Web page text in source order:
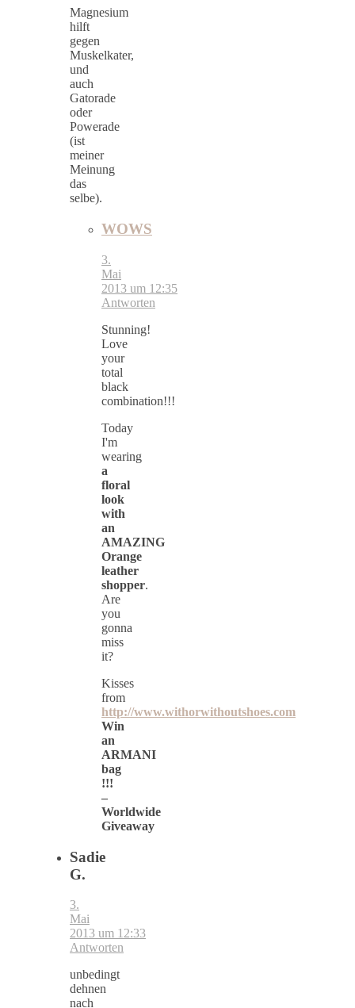
Magnesium
hilft
gegen
Muskelkater,
und
auch
Gatorade
oder
Powerade
(ist
meiner
Meinung
das
selbe).
WOWS
3.
Mai
2013 um 12:35
Antworten
Stunning!
Love
your
total
black
combination!!!
Today
I'm
wearing
a
floral
look
with
an
AMAZING
Orange
leather
shopper.
Are
you
gonna
miss
it?
Kisses
from
http://www.withorwithoutshoes.com
Win
an
ARMANI
bag
!!!
–
Worldwide
Giveaway
Sadie
G.
3.
Mai
2013 um 12:33
Antworten
unbedingt
dehnen
nach